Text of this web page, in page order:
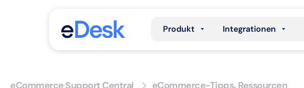
Produkt Integrationen
eCommerce Support Central eCommerce-Tipps, Ressourcen